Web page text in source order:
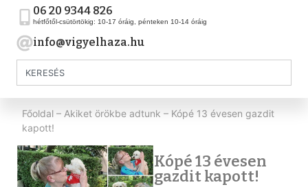
06 20 9344 826
hétfőtől-csütörtökig: 10-17 óráig, pénteken 10-14 óráig
info@vigyelhaza.hu
Főoldal – Akiket örökbe adtunk – Kópé 13 évesen gazdit
kapott!
Kópé 13 évesen
gazdit kapott!